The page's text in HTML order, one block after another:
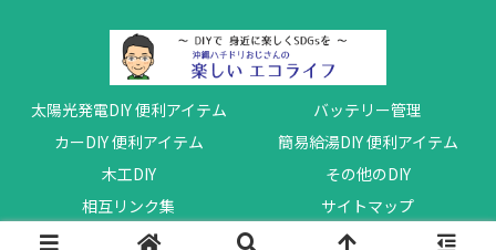
太陽光発電DIY 便利アイテム
バッテリー管理
カーDIY 便利アイテム
簡易給湯DIY 便利アイテム
木工DIY
その他のDIY
相互リンク集
サイトマップ
© 2017 沖縄ハチドリの楽しいエコライフ.